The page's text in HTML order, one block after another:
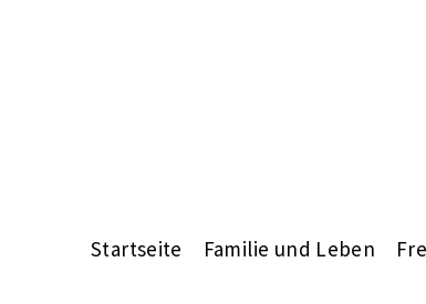
Startseite Familie und Leben